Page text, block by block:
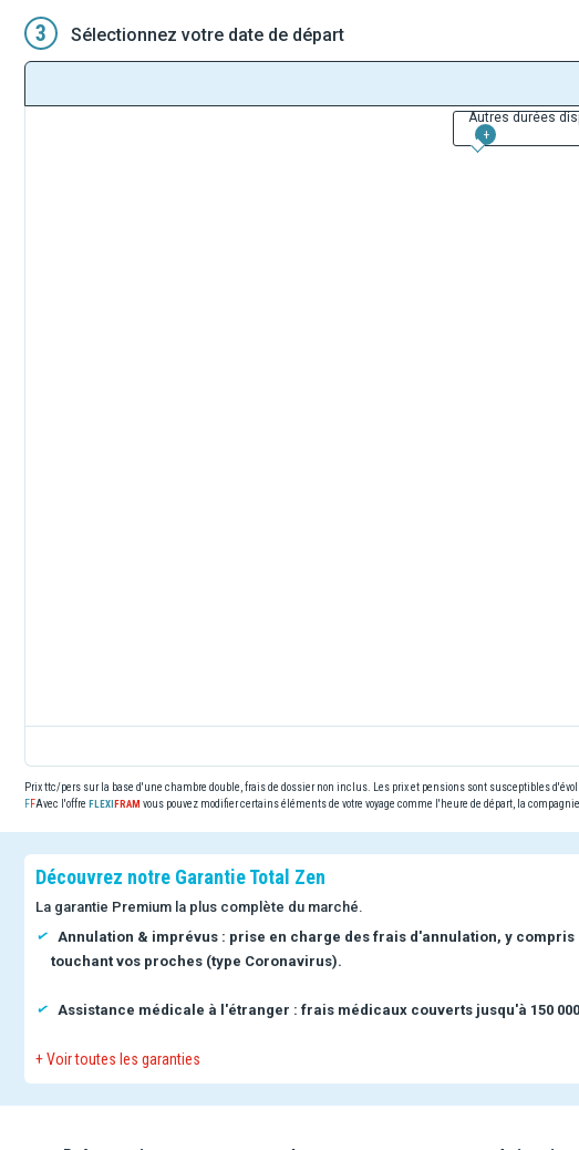
3 Sélectionnez votre date de départ
Autres durées
+
Prix ttc/pers sur la base d'une chambre double, frais de dossier non inclus. Les prix et pensions sont susceptibles
Avec l'offre
vous pouvez modifier certains éléments de votre voyage comme l'heure de départ, la
Découvrez notre Garantie Total Zen
La garantie Premium la plus complète du marché.
Annulation & imprévus : prise en charge des frais d'annulation, y compris
touchant vos proches (type Coronavirus).
Assistance médicale à l'étranger : frais médicaux couverts jusqu'à 150
+ Voir toutes les garanties